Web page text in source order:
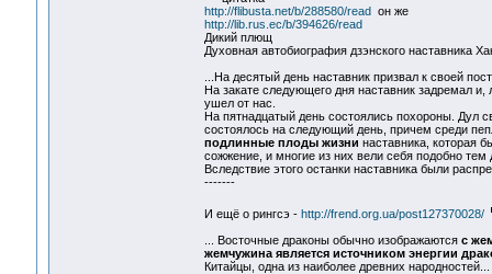
http://flibusta.net/b/288580/read он же
http://lib.rus.ec/b/394626/read
Дикий плющ
Духовная автобиография дзэнского наставника
...На десятый день наставник призвал к своей
На закате следующего дня наставник задремал
ушел от нас.
На пятнадцатый день состоялись похороны. Дул
состоялось на следующий день, причем среди
подлинные плоды жизни наставника, которая
сожжение, и многие из них вели себя подобно
Вследствие этого останки наставника были
-------
И ещё о рингсэ - http://frend.org.ua/post127370028/
... Восточные драконы обычно изображаются с
жемчужина является источником энергии
Китайцы, одна из наиболее древних